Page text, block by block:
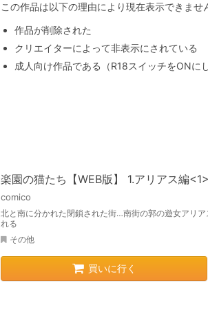
この作品は以下の理由により現在表示できませ
作品が削除された
クリエイターによって非表示にされている
成人向け作品である（R18スイッチをONに
楽園の猫たち【WEB版】 1.アリアス編<1>
comico
北と南に分かれた閉鎖された街…南街の郭の遊女アリ
れる
その他
買いに行く